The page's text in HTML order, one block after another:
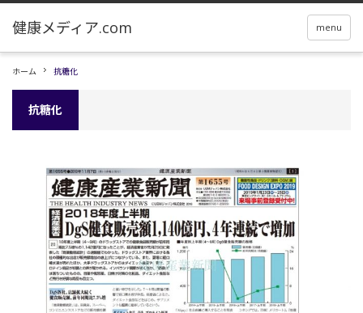
menu
ホーム 抗糖化
抗糖化